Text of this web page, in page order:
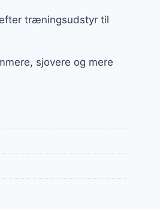
træningsudstyr til
sjovere og mere